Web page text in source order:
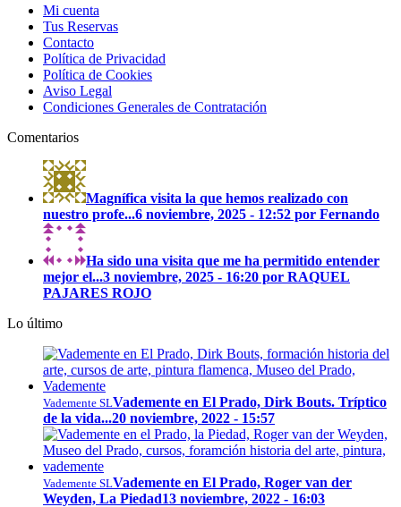
Mi cuenta
Tus Reservas
Contacto
Política de Privacidad
Política de Cookies
Aviso Legal
Condiciones Generales de Contratación
Comentarios
Magnífica visita la que hemos realizado con
nuestro profe...6 noviembre, 2025 - 12:52 por Fernando
Ha sido una visita que me ha permitido entender
mejor el...3 noviembre, 2025 - 16:20 por RAQUEL
PAJARES ROJO
Lo último
Vademente SLVademente en El Prado, Dirk Bouts. Tríptico
de la vida...20 noviembre, 2022 - 15:57
Vademente SLVademente en El Prado, Roger van der
Weyden, La Piedad13 noviembre, 2022 - 16:03